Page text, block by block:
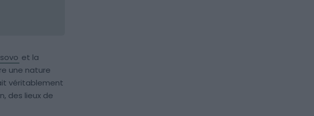
et la
une nature
véritablement
des lieux de